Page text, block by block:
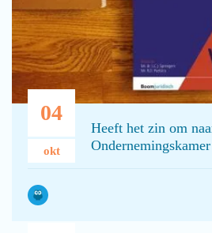
04
okt
Heeft het zin om